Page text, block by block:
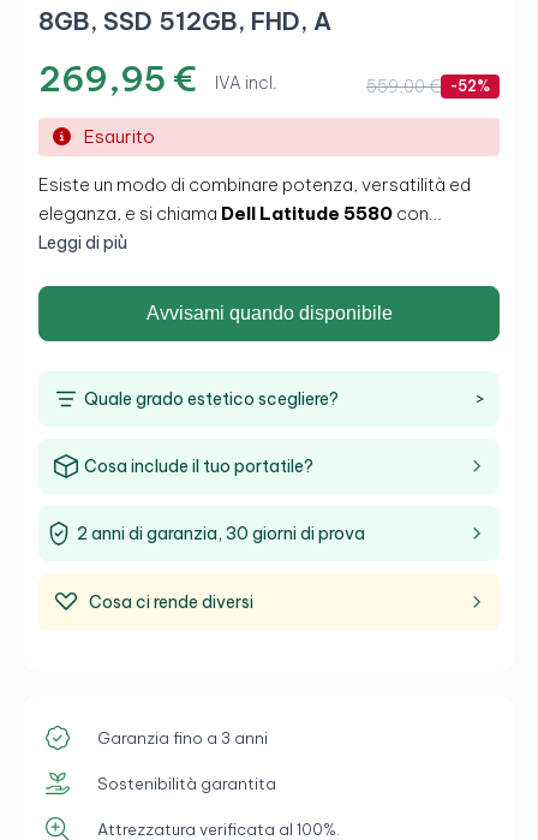
8GB, SSD 512GB, FHD, A
269,95 € IVA incl. 559,00 € -52%
Esaurito
Esiste un modo di combinare potenza, versatilità ed
eleganza, e si chiama Dell Latitude 5580 con
processore i5
trasforma l’Ultrabook da 15,6"
in un dispositivo leggero,
capace di essere trasportato ovunque, garantendo un
Leggi di più
Avvisami quando disponibile
Quale grado estetico scegliere? >
Cosa include il tuo portatile?
2 anni di garanzia, 30 giorni di prova
Cosa ci rende diversi
Garanzia fino a 3 anni
Sostenibilità garantita
Attrezzatura verificata al 100%.